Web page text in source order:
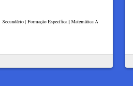
Secundário | Formação Específica | Matemática A